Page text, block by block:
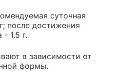
суточная
после достижения
1.5 г.
в зависимости от
формы.